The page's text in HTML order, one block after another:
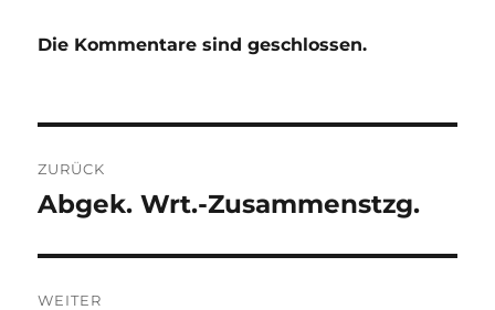
Die Kommentare sind geschlossen.
ZURÜCK
Vorheriger
Abgek. Wrt.-Zusammenstzg.
WEITER